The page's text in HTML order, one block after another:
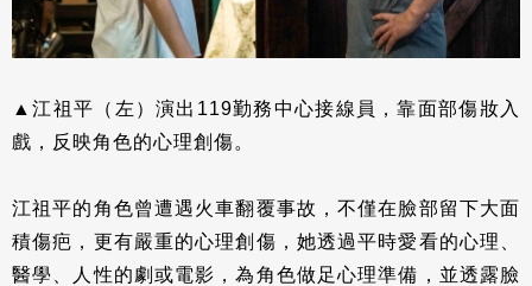
▲江祖平（左）演出119勤務中心接線員，靠面部傷妝入
戲，反映角色的心理創傷。
江祖平的角色曾遭遇火車翻覆事故，不僅在臉部留下大面
積傷疤，更有嚴重的心理創傷，她透過平時愛看的心理、
醫學、人性的劇或電影，為角色做足心理準備，並透露臉